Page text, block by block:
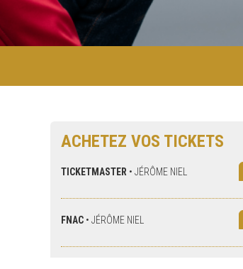
ACHETEZ VOS TICKETS
TICKETMASTER • JÉRÔME NIEL
FNAC • JÉRÔME NIEL